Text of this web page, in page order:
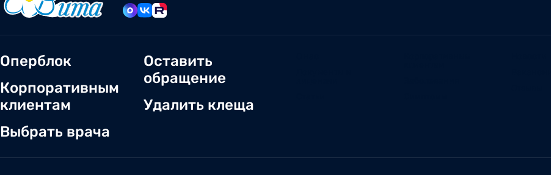
Оперблок
Корпоративным
клиентам
Выбрать врача
Оставить
обращение
Удалить клеща